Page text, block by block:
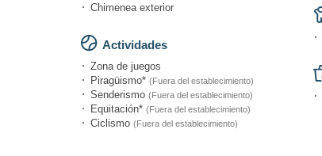
Chimenea exterior
Actividades
Zona de juegos
Piragüismo* (Fuera del establecimiento)
Senderismo (Fuera del establecimiento)
Equitación* (Fuera del establecimiento)
Ciclismo (Fuera del establecimiento)